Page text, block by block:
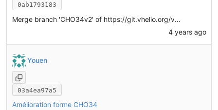
0ab1793183
Merge branch 'CHO34v2' of https://git.vhelio.org/vhelio/vheliotech-freecad
4 years ago
Youen
03a4ea97a5
Amélioration forme CHO34